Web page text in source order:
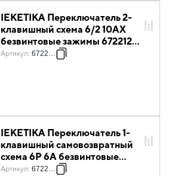
IEKETIKA Переключатель 2-
клавишный схема 6/2 10АХ
безвинтовые зажимы 6722121
белый IEK
Артикул: 6722121
IEKETIKA Переключатель 1-
клавишный самовозвратный
схема 6Р 6А безвинтовые
зажимы 6722141 белый IEK
Артикул: 6722141